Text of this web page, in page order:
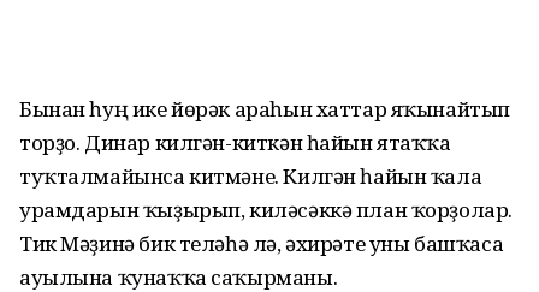
Бынан һуң ике йөрәк араһын хаттар яҡынайтып
торҙо. Динар килгән-киткән һайын ятаҡҡа
туҡталмайынса китмәне. Килгән һайын ҡала
урамдарын ҡыҙырып, киләсәккә план ҡорҙолар.
Тик Мәҙинә бик теләһә лә, әхирәте уны башҡаса
ауылына ҡунаҡҡа саҡырманы.